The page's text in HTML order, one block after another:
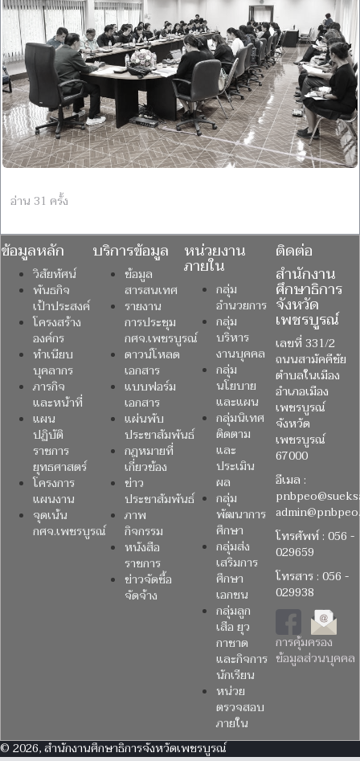
อ่าน 31 ครั้ง
ข้อมูลหลัก
วิสัยทัศน์
พันธกิจ
เป้าประสงค์
โครงสร้าง
องค์กร
ทำเนียบ
บุคลากร
ภารกิจ
และหน้าที่
แผน
ปฏิบัติ
ราชการ
ยุทธศาสตร์
โครงการ
แผนงาน
จุดเน้น
กศจ.เพชรบูรณ์
บริการข้อมูล
ข้อมูล
สารสนเทศ
รายงาน
การประชุม
กศจ.เพชรบูรณ์
ดาวน์โหลด
เอกสาร
แบบฟอร์ม
เอกสาร
แผ่นพับ
ประชาสัมพันธ์
กฎหมายที่
เกี่ยวข้อง
ข่าว
ประชาสัมพันธ์
ภาพ
กิจกรรม
หนังสือ
ราชการ
ข่าวจัดซื้อ
จัดจ้าง
หน่วยงาน
ภายใน
กลุ่ม
อำนวยการ
กลุ่ม
บริหาร
งานบุคคล
กลุ่ม
นโยบาย
และแผน
กลุ่มนิเทศ
ติดตาม
และ
ประเมิน
ผล
กลุ่ม
พัฒนาการ
ศึกษา
กลุ่มส่ง
เสริมการ
ศึกษา
เอกชน
กลุ่มลูก
เสือ ยุว
กาชาด
และกิจการ
นักเรียน
หน่วย
ตรวจสอบ
ภายใน
ติดต่อ
สำนักงาน
ศึกษาธิการ
จังหวัด
เพชรบูรณ์
เลขที่ 331/2
ถนนสามัคคีชัย
ตำบลในเมือง
อำเภอเมือง
เพชรบูรณ์
จังหวัด
เพชรบูรณ์
67000
อีเมล :
โทรศัพท์ : 056 -
029659
โทรสาร : 056 -
029938
การคุ้มครอง
ข้อมูลส่วนบุคคล
© 2026, สำนักงานศึกษาธิการจังหวัดเพชรบูรณ์